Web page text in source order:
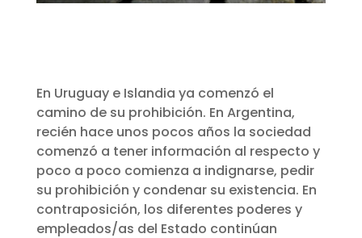
En Uruguay e Islandia ya comenzó el
camino de su prohibición. En Argentina,
recién hace unos pocos años la sociedad
comenzó a tener información al respecto y
poco a poco comienza a indignarse, pedir
su prohibición y condenar su existencia. En
contraposición, los diferentes poderes y
empleados/as del Estado continúan